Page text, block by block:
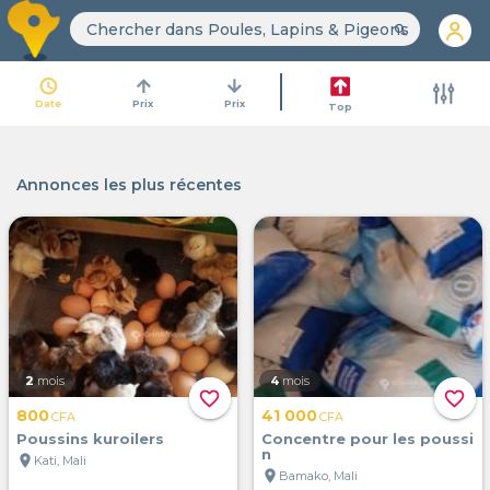
search
access_time
Date
arrow_upward
Prix
arrow_downward
Prix Top
Annonces les plus récentes
favorite_border
2 mois
800CFA
Poussins kuroilers
location_on Kati, Mali
favorite_border
4 mois
41 000CFA
Concentre pour les poussi
n
location_on Bamako, Mali